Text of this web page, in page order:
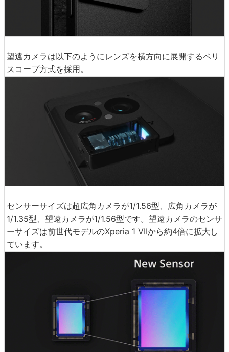
望遠カメラは以下のようにレンズを横方向に展開するペリ
スコープ方式を採用。
センサーサイズは超広角カメラが1/1.56型、広角カメラが
1/1.35型、望遠カメラが1/1.56型です。望遠カメラのセンサ
ーサイズは前世代モデルのXperia 1 VIIから約4倍に拡大し
ています。